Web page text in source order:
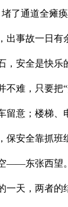
通道全瘫痪
事故一日有
安全是快乐
难，只要把“
意；楼梯、
安全靠抓班
东张西望
天，两者的